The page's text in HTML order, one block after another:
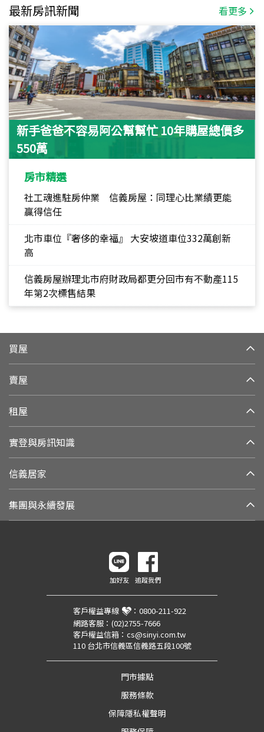
最新房訊新聞 看更多
新手爸爸不容易阿公幫幫忙 10年購屋總價多
550萬
房市精選
社工魂進駐房仲業 信義房屋：同理心比業績更能
贏得信任
北市車位『奢侈的幸福』 大安坡道車位332萬創新
高
信義房屋辦理北市府財政局都更分回市有不動產115
年第2次標售結果
買屋
賣屋
租屋
實登與房訊知識
信義居家
集團與永續發展
加好友 追蹤我們
客戶權益專線 ： 0800-211-922
網路客服： (02)2755-7666
客戶權益信箱： cs@sinyi.com.tw
110 台北市信義區信義路五段100號
門市據點
服務條款
保障隱私權聲明